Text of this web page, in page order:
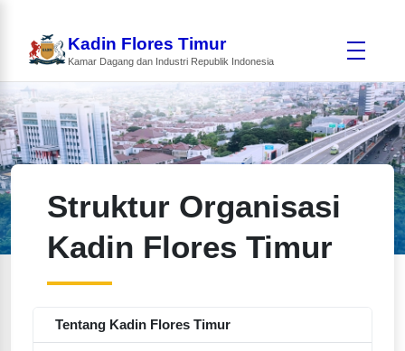
Kadin Flores Timur
Kamar Dagang dan Industri Republik Indonesia
Struktur Organisasi
Kadin Flores Timur
Tentang Kadin Flores Timur